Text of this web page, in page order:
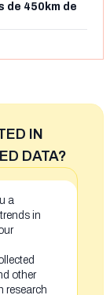
de 450km de
IN
DATA?
a
in
other
research